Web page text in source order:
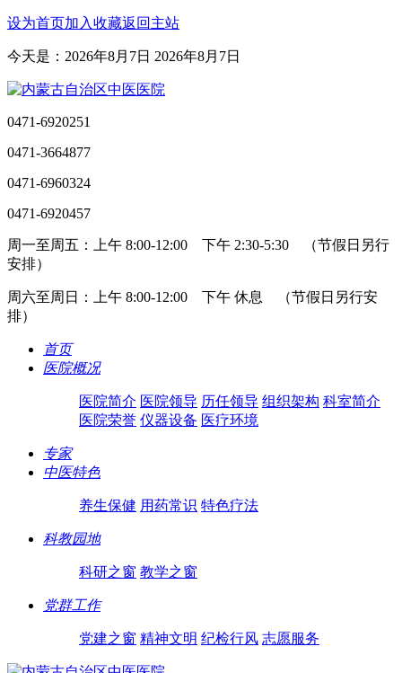
设为首页加入收藏返回主站
今天是：2026年8月7日 2026年8月7日
0471-6920251
0471-3664877
0471-6960324
0471-6920457
周一至周五：上午 8:00-12:00 下午 2:30-5:30 （节假日另行
安排）
周六至周日：上午 8:00-12:00 下午 休息 （节假日另行安
排）
首页
医院概况
医院简介 医院领导 历任领导 组织架构 科室简介
医院荣誉 仪器设备 医疗环境
专家
中医特色
养生保健 用药常识 特色疗法
科教园地
科研之窗 教学之窗
党群工作
党建之窗 精神文明 纪检行风 志愿服务